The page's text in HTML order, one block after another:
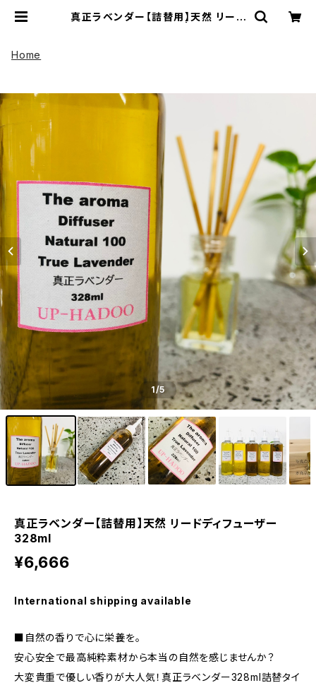
真正ラベンダー【詰替用】天然 リード
Home
1/5
真正ラベンダー【詰替用】天然 リードディフューザー
328ml
¥6,666
International shipping available
■自然の香りで心に栄養を。
安心安全で最高純粋素材から本当の自然を感じませんか？
大変貴重で優しい香りが大人気！真正ラベンダー328ml詰替タイ